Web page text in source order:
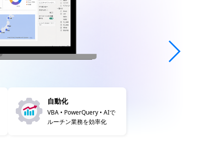
自動化
VBA • PowerQuery • AIで
ルーチン業務を効率化